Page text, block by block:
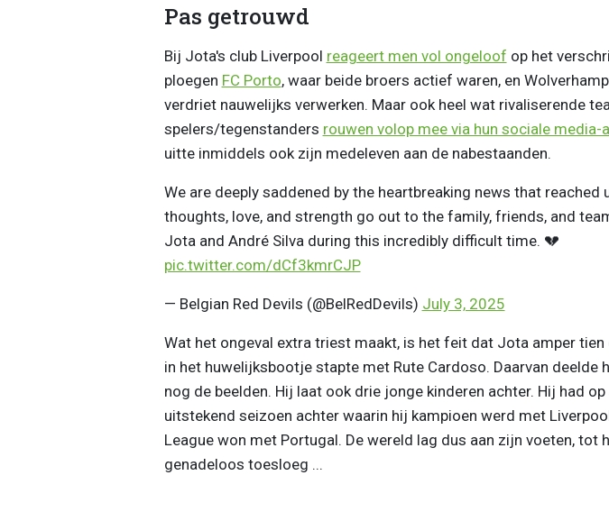
Pas getrouwd
Bij Jota's club Liverpool reageert men vol ongeloof op het
ploegen FC Porto, waar beide broers actief waren, en
verdriet nauwelijks verwerken. Maar ook heel wat rivaliserende
spelers/tegenstanders rouwen volop mee via hun sociale media-
uitte inmiddels ook zijn medeleven aan de nabestaanden.
We are deeply saddened by the heartbreaking news that reached
thoughts, love, and strength go out to the family, friends, and
Jota and André Silva during this incredibly difficult time. 💔
pic.twitter.com/dCf3kmrCJP
— Belgian Red Devils (@BelRedDevils) July 3, 2025
Wat het ongeval extra triest maakt, is het feit dat Jota amper tien
in het huwelijksbootje stapte met Rute Cardoso. Daarvan deelde
nog de beelden. Hij laat ook drie jonge kinderen achter. Hij had
uitstekend seizoen achter waarin hij kampioen werd met
League won met Portugal. De wereld lag dus aan zijn voeten, tot
genadeloos toesloeg ...